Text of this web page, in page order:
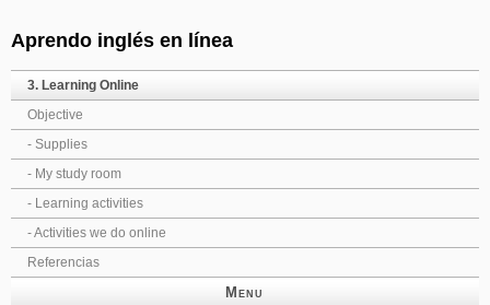
Aprendo inglés en línea
3. Learning Online
Objective
- Supplies
- My study room
- Learning activities
- Activities we do online
Referencias
Menu